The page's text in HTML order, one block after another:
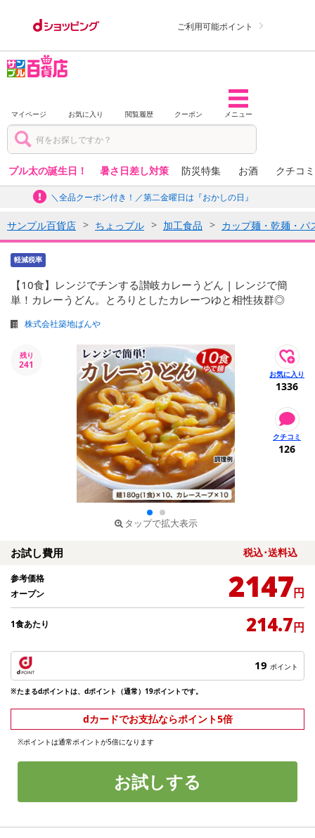
ご利用可能ポイント
マイページ お気に入り 閲覧履歴 クーポン メニュー
プル太の誕生日！ 暑さ日差し対策 防災特集 お酒 クチコ
＼全品クーポン付き！／第二金曜日は『おかしの日』
サンプル百貨店 ちょっプル 加工食品 カップ麺・乾麺・パ
軽減税率
【10食】レンジでチンする讃岐カレーうどん | レンジで簡
単！カレーうどん。とろりとしたカレーつゆと相性抜群◎
株式会社築地ばんや
残り
241
タップで拡大表示
1336
126
お試し費用 税込･送料込
参考価格
オープン
2147円
1食あたり 214.7円
19 ポイント
※たまるdポイントは、dポイント（通常）19ポイントです。
dカードでお支払ならポイント5倍
※ポイントは通常ポイントが5倍になります
お試しする